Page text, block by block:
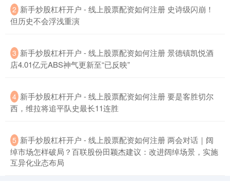
北证50 1122.88 +3.42 +0.30%
2 新手炒股杠杆开户 - 线上股票配资如何注册 史诗级闪崩！
但历史不会浮浅重演
3 新手炒股杠杆开户 - 线上股票配资如何注册 景德镇凯悦酒
店4.01亿元ABS神气更新至“已反映”
4 新手炒股杠杆开户 - 线上股票配资如何注册 要是客胜切尔
西，维拉将追平队史最长11连胜
5 新手炒股杠杆开户 - 线上股票配资如何注册 两会对话｜阔
绰市场怎样破局？百联股份田颖杰建议：改进阔绰场景，实施
互异化业态布局